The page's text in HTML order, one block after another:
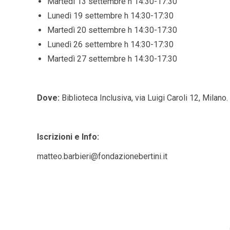
Lunedì 19 settembre h 14:30-17:30
Martedì 20 settembre h 14:30-17:30
Lunedì 26 settembre h 14:30-17:30
Martedì 27 settembre h 14:30-17:30
Dove: Biblioteca Inclusiva, via Luigi Caroli 12, Milano.
Iscrizioni e Info:
matteo.barbieri@fondazionebertini.it